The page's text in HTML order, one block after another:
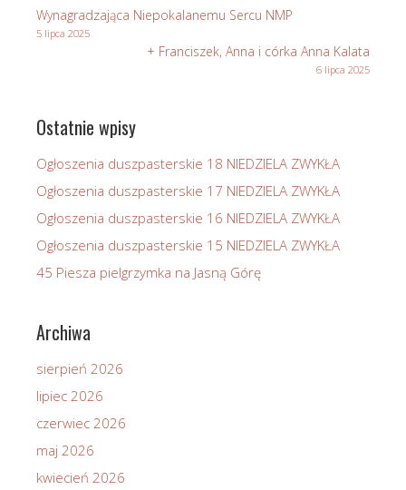
Wynagradzająca Niepokalanemu Sercu NMP
5 lipca 2025
+ Franciszek, Anna i córka Anna Kalata
6 lipca 2025
Ostatnie wpisy
Ogłoszenia duszpasterskie 18 NIEDZIELA ZWYKŁA
Ogłoszenia duszpasterskie 17 NIEDZIELA ZWYKŁA
Ogłoszenia duszpasterskie 16 NIEDZIELA ZWYKŁA
Ogłoszenia duszpasterskie 15 NIEDZIELA ZWYKŁA
45 Piesza pielgrzymka na Jasną Górę
Archiwa
sierpień 2026
lipiec 2026
czerwiec 2026
maj 2026
kwiecień 2026